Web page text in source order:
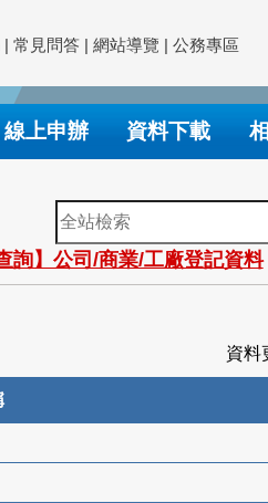
| 常見問答 | 網站導覽 | 公務專區
線上申辦 資料下載
全
站
檢
索
詢】公司/商業/工廠登記資料
資料